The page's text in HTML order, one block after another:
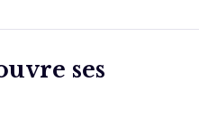
ses